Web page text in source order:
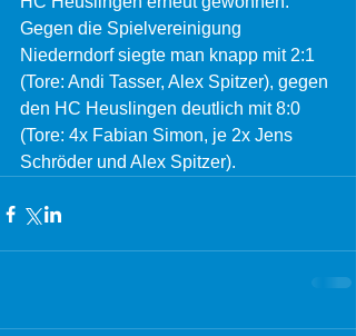
Gegen die Spielvereinigung
Niederndorf siegte man knapp mit 2:1
(Tore: Andi Tasser, Alex Spitzer), gegen
den HC Heuslingen deutlich mit 8:0
(Tore: 4x Fabian Simon, je 2x Jens
Schröder und Alex Spitzer).